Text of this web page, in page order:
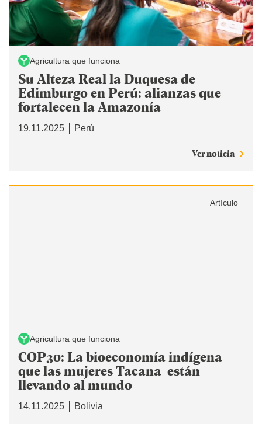
Agricultura que funciona
Su Alteza Real la Duquesa de
Edimburgo en Perú: alianzas que
fortalecen la Amazonía
19.11.2025 Perú
Ver noticia
Artículo
Agricultura que funciona
COP30: La bioeconomía indígena
que las mujeres Tacana están
llevando al mundo
14.11.2025 Bolivia